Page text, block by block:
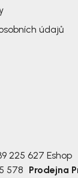
údajů
225 627 Eshop
578 Prodejna